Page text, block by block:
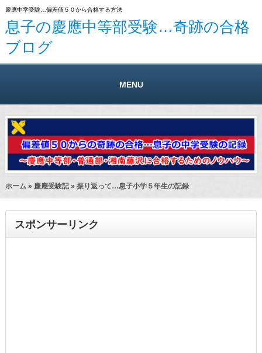
慶應中学受験…偏差値５０から合格する方法
息子の慶應中等部受験…奇跡の合格
ブログ
MENU
ホーム » 慶應受験記» 振り返って…息子小学５年生の記録
スポンサーリンク